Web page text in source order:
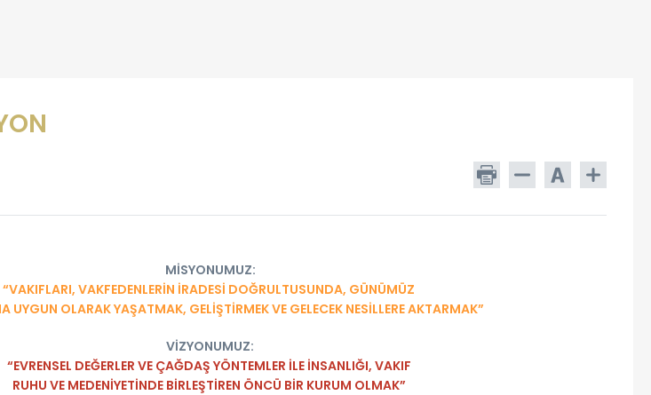
MİSYONUMUZ:
“VAKIFLARI, VAKFEDENLERİN İRADESİ DOĞRULTUSUNDA, GÜNÜMÜZ
UYGUN OLARAK YAŞATMAK, GELİŞTİRMEK VE GELECEK NESİLLERE AKTARMAK”
VİZYONUMUZ:
“EVRENSEL DEĞERLER VE ÇAĞDAŞ YÖNTEMLER İLE İNSANLIĞI, VAKIF
RUHU VE MEDENİYETİNDE BİRLEŞTİREN ÖNCÜ BİR KURUM OLMAK”